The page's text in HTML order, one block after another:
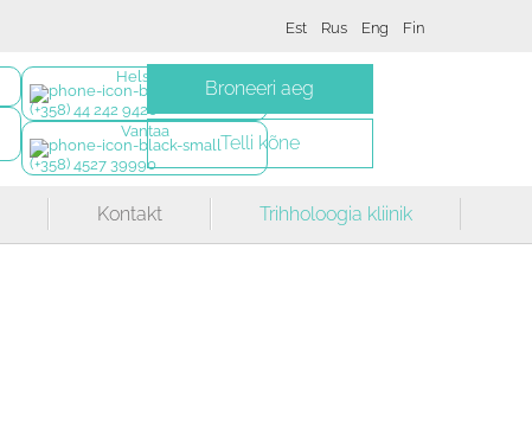
Est Rus Eng Fin
Helsinki
(+358) 44 242 9420
Vantaa
(+358) 4527 39990
Broneeri aeg
Telli kõne
Kontakt Trihholoogia kliinik